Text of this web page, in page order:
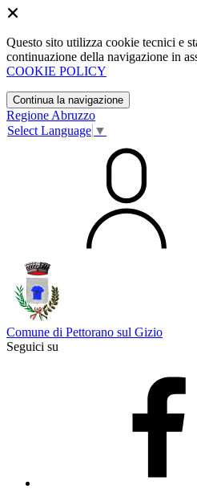
Questo sito utilizza cookie tecnici e
continuazione della navigazione in
COOKIE POLICY
Continua la navigazione
Regione Abruzzo
Select Language ▼
Comune di Pettorano sul Gizio
Seguici su